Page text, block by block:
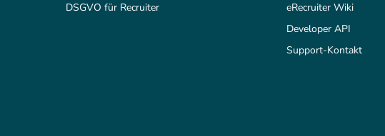
DSGVO für Recruiter
eRecruiter Wiki
Developer API
Support-Kontakt